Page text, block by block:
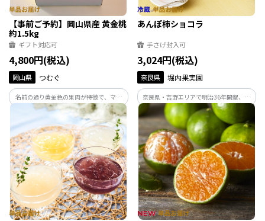
【事前ご予約】岡山県産 黄金桃
約1.5kg
ギフト対応可
4,800円(税込)
岡山県 つむぐ
名前の通り黄金色の果肉が特徴で、マン
ゴーを思わせるまったり濃厚な味わい
は、桃のイメージを覆す味わいです。【お
届け時期：8月下旬～9月上旬】
あんぽ柿ショコラ
手さげ封入可
3,024円(税込)
奈良県 堀内果実園
奈良県・吉野エリアで明治36年開墾、現
在6代目の柿農家が新しいあんぽ柿の楽し
み 方をお届けします。上品な甘さの「あ
んぽ柿」に口どけのよいオリジナル「シ
ョコラ」 で仕上げました。